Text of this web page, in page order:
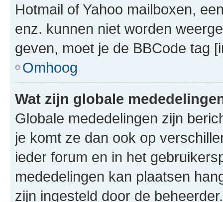
Hotmail of Yahoo mailboxen,
enz. kunnen niet worden
geven, moet je de BBCode tag
Omhoog
Wat zijn globale
Globale mededelingen zijn
je komt ze dan ook op
ieder forum en in het
mededelingen kan plaatsen
zijn ingesteld door de beheerder.